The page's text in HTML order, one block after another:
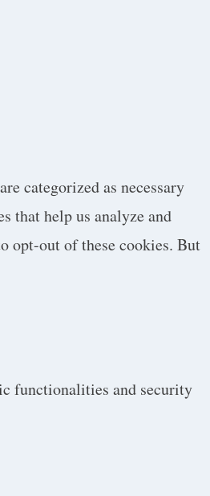
categorized as necessary
that help us analyze and
opt-out of these cookies. But
functionalities and security